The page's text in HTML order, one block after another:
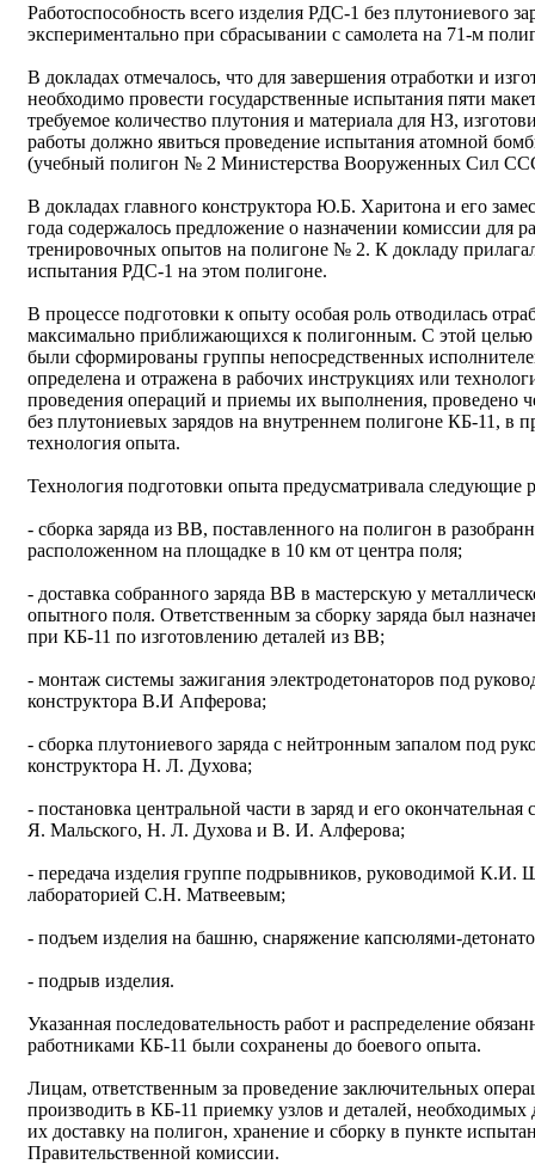
Работоспособность всего изделия РДС-1 без плутониевого
экспериментально при сбрасывании с самолета на 71-м
В докладах отмечалось, что для завершения отработки и
необходимо провести государственные испытания пяти
требуемое количество плутония и материала для НЗ,
работы должно явиться проведение испытания атомной
(учебный полигон № 2 Министерства Вооруженных Сил
В докладах главного конструктора Ю.Б. Харитона и его
года содержалось предложение о назначении комиссии для
тренировочных опытов на полигоне № 2. К докладу
испытания РДС-1 на этом полигоне.
В процессе подготовки к опыту особая роль отводилась
максимально приближающихся к полигонным. С этой целью
были сформированы группы непосредственных
определена и отражена в рабочих инструкциях или
проведения операций и приемы их выполнения, проведено
без плутониевых зарядов на внутреннем полигоне КБ-11, в
технология опыта.
Технология подготовки опыта предусматривала следующие
- сборка заряда из ВВ, поставленного на полигон в
расположенном на площадке в 10 км от центра поля;
- доставка собранного заряда ВВ в мастерскую у
опытного поля. Ответственным за сборку заряда был
при КБ-11 по изготовлению деталей из ВВ;
- монтаж системы зажигания электродетонаторов под
конструктора В.И Апферова;
- сборка плутониевого заряда с нейтронным запалом под
конструктора Н. Л. Духова;
- постановка центральной части в заряд и его
Я. Мальского, Н. Л. Духова и В. И. Алферова;
- передача изделия группе подрывников, руководимой К.И.
лабораторией С.Н. Матвеевым;
- подъем изделия на башню, снаряжение капсюлями-
- подрыв изделия.
Указанная последовательность работ и распределение
работниками КБ-11 были сохранены до боевого опыта.
Лицам, ответственным за проведение заключительных
производить в КБ-11 приемку узлов и деталей, необходимых
их доставку на полигон, хранение и сборку в пункте
Правительственной комиссии.